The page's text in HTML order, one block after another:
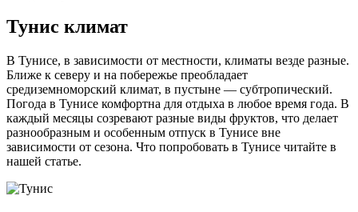
Тунис климат
В Тунисе, в зависимости от местности, климаты везде разные.
Ближе к северу и на побережье преобладает
средиземноморский климат, в пустыне — субтропический.
Погода в Тунисе комфортна для отдыха в любое время года. В
каждый месяцы созревают разные виды фруктов, что делает
разнообразным и особенным отпуск в Тунисе вне
зависимости от сезона. Что попробовать в Тунисе читайте в
нашей статье.